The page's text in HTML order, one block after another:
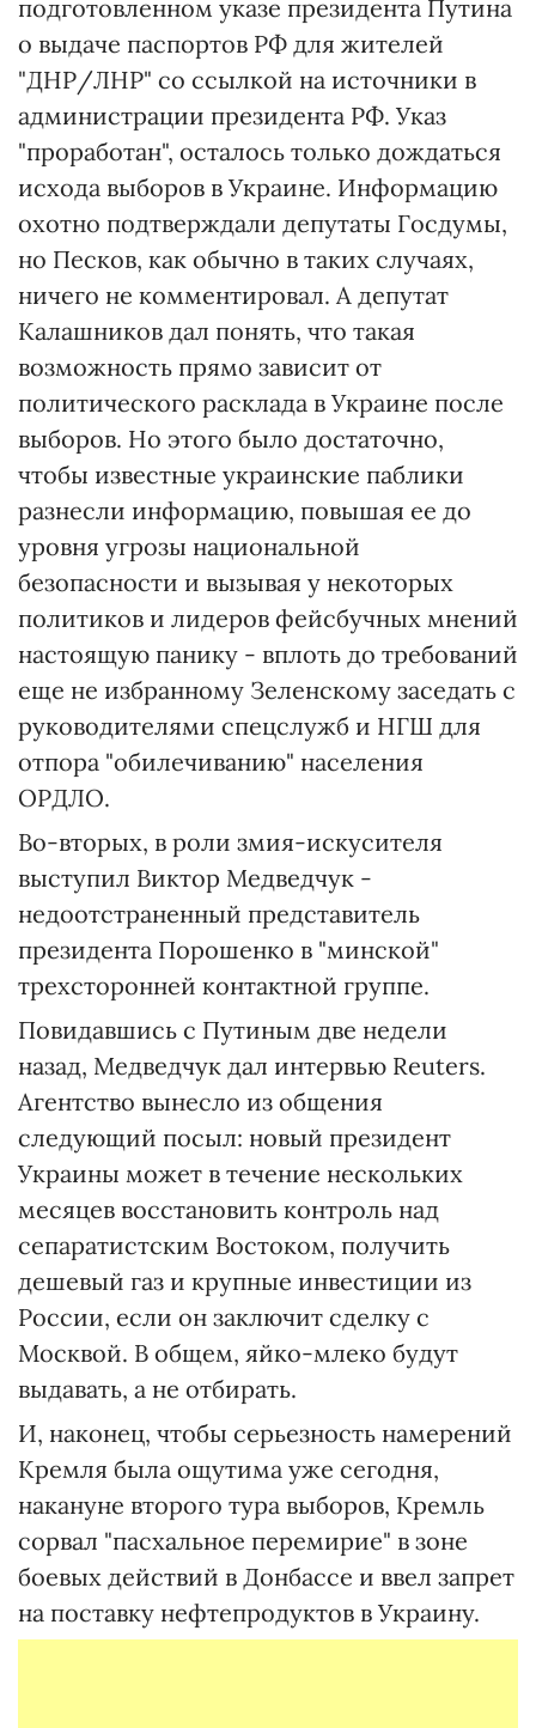
подготовленном указе президента Путина
о выдаче паспортов РФ для жителей
"ДНР/ЛНР" со ссылкой на источники в
администрации президента РФ. Указ
"проработан", осталось только дождаться
исхода выборов в Украине. Информацию
охотно подтверждали депутаты Госдумы,
но Песков, как обычно в таких случаях,
ничего не комментировал. А депутат
Калашников дал понять, что такая
возможность прямо зависит от
политического расклада в Украине после
выборов. Но этого было достаточно,
чтобы известные украинские паблики
разнесли информацию, повышая ее до
уровня угрозы национальной
безопасности и вызывая у некоторых
политиков и лидеров фейсбучных мнений
настоящую панику - вплоть до требований
еще не избранному Зеленскому заседать с
руководителями спецслужб и НГШ для
отпора "обилечиванию" населения
ОРДЛО.
Во-вторых, в роли змия-искусителя
выступил Виктор Медведчук -
недоотстраненный представитель
президента Порошенко в "минской"
трехсторонней контактной группе.
Повидавшись с Путиным две недели
назад, Медведчук дал интервью Reuters.
Агентство вынесло из общения
следующий посыл: новый президент
Украины может в течение нескольких
месяцев восстановить контроль над
сепаратистским Востоком, получить
дешевый газ и крупные инвестиции из
России, если он заключит сделку с
Москвой. В общем, яйко-млеко будут
выдавать, а не отбирать.
И, наконец, чтобы серьезность намерений
Кремля была ощутима уже сегодня,
накануне второго тура выборов, Кремль
сорвал "пасхальное перемирие" в зоне
боевых действий в Донбассе и ввел запрет
на поставку нефтепродуктов в Украину.